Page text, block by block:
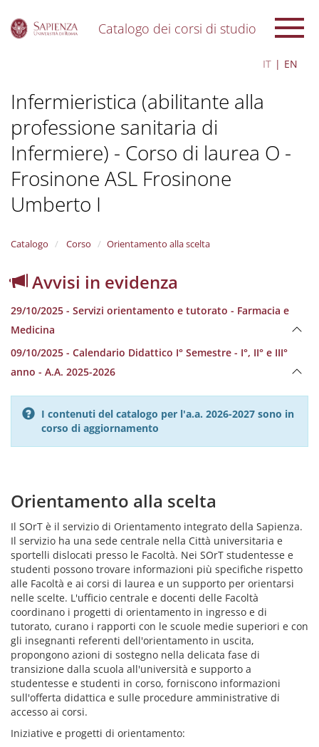
Catalogo dei corsi di studio
IT EN
Infermieristica (abilitante alla
professione sanitaria di
Infermiere) - Corso di laurea O -
Frosinone ASL Frosinone
Umberto I
Catalogo Corso Orientamento alla scelta
Avvisi in evidenza
29/10/2025 - Servizi orientamento e tutorato - Farmacia e
Medicina
09/10/2025 - Calendario Didattico I° Semestre - I°, II° e III°
anno - A.A. 2025-2026
I contenuti del catalogo per l'a.a. 2026-2027 sono in
corso di aggiornamento
Orientamento alla scelta
Il SOrT è il servizio di Orientamento integrato della Sapienza.
Il servizio ha una sede centrale nella Città universitaria e
sportelli dislocati presso le Facoltà. Nei SOrT studentesse e
studenti possono trovare informazioni più specifiche rispetto
alle Facoltà e ai corsi di laurea e un supporto per orientarsi
nelle scelte. L'ufficio centrale e docenti delle Facoltà
coordinano i progetti di orientamento in ingresso e di
tutorato, curano i rapporti con le scuole medie superiori e con
gli insegnanti referenti dell'orientamento in uscita,
propongono azioni di sostegno nella delicata fase di
transizione dalla scuola all'università e supporto a
studentesse e studenti in corso, forniscono informazioni
sull'offerta didattica e sulle procedure amministrative di
accesso ai corsi.
Iniziative e progetti di orientamento: